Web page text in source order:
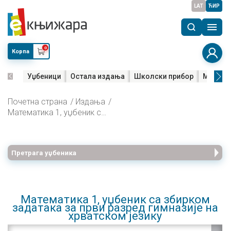
LAT ЋИР
Корпа
0
Уџбеници Остала издања Школски прибор Мала
Почетна страна
Издања
Математика 1, уџбеник са збирком задатака за први разред гимназије на хрватском језику
Претрага уџбеника
Математика 1, уџбеник са збирком
задатака за први разред гимназије на
хрватском језику